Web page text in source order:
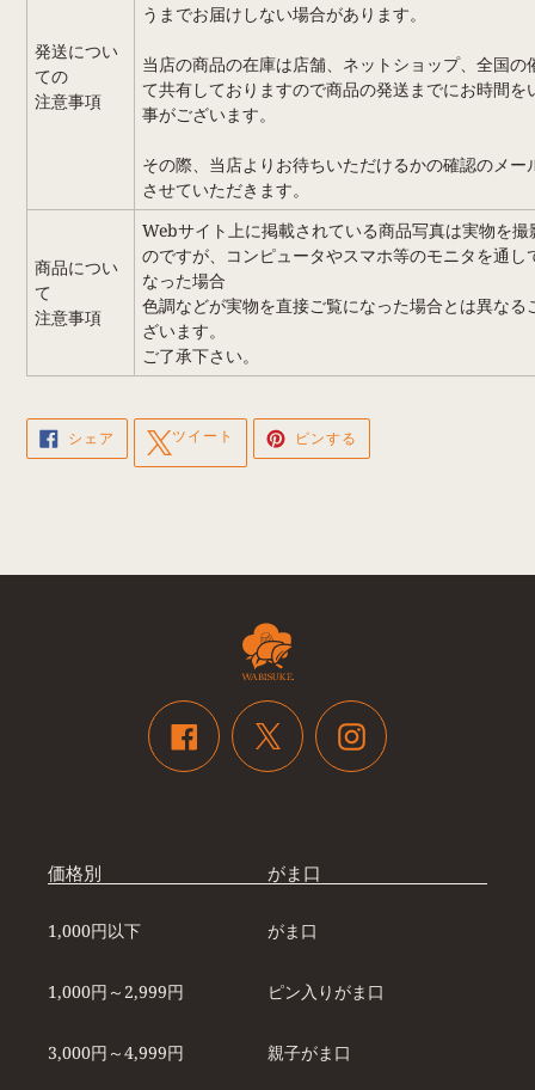
発送につい
ての
注意事項
うまでお届けしない場合があります。
当店の商品の在庫は店舗、ネットショップ、全国の
て共有しておりますので商品の発送までにお時間を
事がございます。
その際、当店よりお待ちいただけるかの確認のメー
させていただきます。
商品につい
て
注意事項
Webサイト上に掲載されている商品写真は実物を撮
のですが、コンピュータやスマホ等のモニタを通し
なった場合
色調などが実物を直接ご覧になった場合とは異なる
ざいます。
ご了承下さい。
シェア FACEBOOK
シ
ツイート
TWITTER
に
投
ピンする
ピ
Facebook Twitter Instagram
価格別
1,000円以下
1,000円～2,999円
3,000円～4,999円
がま口
がま口
ピン入りがま口
親子がま口